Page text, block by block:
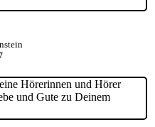
Hörerinnen und Hörer
und Gute zu Deinem